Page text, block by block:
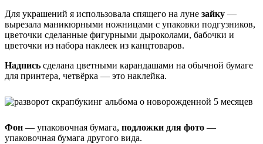
Для украшений я использовала спящего на луне зайку —
вырезала маникюрными ножницами с упаковки подгузников,
цветочки сделанные фигурными дыроколами, бабочки и
цветочки из набора наклеек из канцтоваров.
Надпись сделана цветными карандашами на обычной бумаге
для принтера, четвёрка — это наклейка.
Фон — упаковочная бумага, подложки для фото —
упаковочная бумага другого вида.